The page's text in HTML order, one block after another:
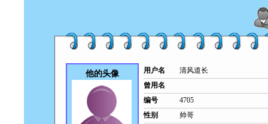
他的头像 用户名
清风道长
曾用名
编号
4705
性别
帅哥